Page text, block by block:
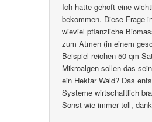
Ich hatte gehoft eine
bekommen. Diese Frage
wieviel pflanzliche
zum Atmen (in einem
Beispiel reichen 50 qm
Mikroalgen sollen das
ein Hektar Wald? Das
Systeme wirtschaftlich
Sonst wie immer toll,